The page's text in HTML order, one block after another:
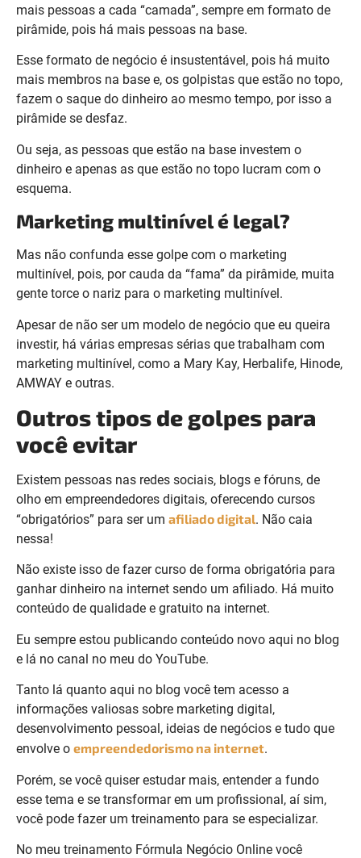
mais pessoas a cada “camada”, sempre em formato de
pirâmide, pois há mais pessoas na base.
Esse formato de negócio é insustentável, pois há muito
mais membros na base e, os golpistas que estão no topo,
fazem o saque do dinheiro ao mesmo tempo, por isso a
pirâmide se desfaz.
Ou seja, as pessoas que estão na base investem o
dinheiro e apenas as que estão no topo lucram com o
esquema.
Marketing multinível é legal?
Mas não confunda esse golpe com o marketing
multinível, pois, por cauda da “fama” da pirâmide, muita
gente torce o nariz para o marketing multinível.
Apesar de não ser um modelo de negócio que eu queira
investir, há várias empresas sérias que trabalham com
marketing multinível, como a Mary Kay, Herbalife, Hinode,
AMWAY e outras.
Outros tipos de golpes para
você evitar
Existem pessoas nas redes sociais, blogs e fóruns, de
olho em empreendedores digitais, oferecendo cursos
“obrigatórios” para ser um afiliado digital. Não caia
nessa!
Não existe isso de fazer curso de forma obrigatória para
ganhar dinheiro na internet sendo um afiliado. Há muito
conteúdo de qualidade e gratuito na internet.
Eu sempre estou publicando conteúdo novo aqui no blog
e lá no canal no meu do YouTube.
Tanto lá quanto aqui no blog você tem acesso a
informações valiosas sobre marketing digital,
desenvolvimento pessoal, ideias de negócios e tudo que
envolve o empreendedorismo na internet.
Porém, se você quiser estudar mais, entender a fundo
esse tema e se transformar em um profissional, aí sim,
você pode fazer um treinamento para se especializar.
No meu treinamento Fórmula Negócio Online você